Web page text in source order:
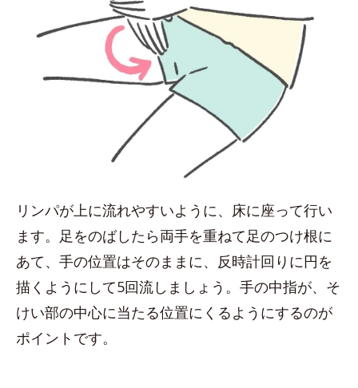
リンパが上に流れやすいように、床に座って行い
ます。足をのばしたら両手を重ねて足のつけ根に
あて、手の位置はそのままに、反時計回りに円を
描くようにして5回流しましょう。手の中指が、そ
けい部の中心に当たる位置にくるようにするのが
ポイントです。